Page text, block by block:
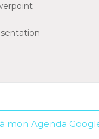
mon Agenda